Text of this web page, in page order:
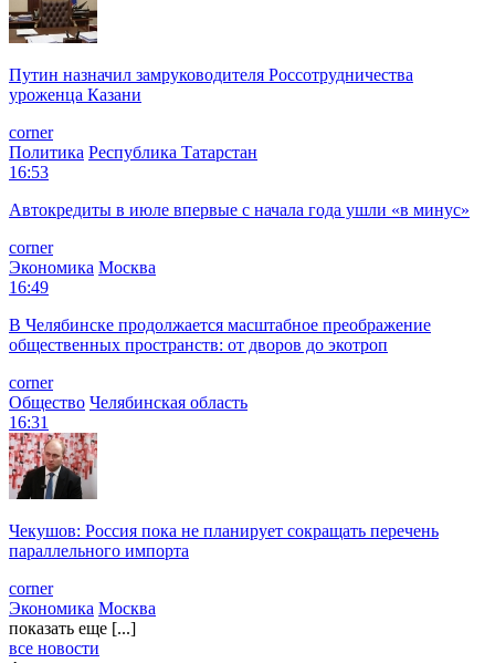
Путин назначил замруководителя Россотрудничества
уроженца Казани
corner
Политика Республика Татарстан
16:53
Автокредиты в июле впервые с начала года ушли «в минус»
corner
Экономика Москва
16:49
В Челябинске продолжается масштабное преображение
общественных пространств: от дворов до экотроп
corner
Общество Челябинская область
16:31
Чекушов: Россия пока не планирует сокращать перечень
параллельного импорта
corner
Экономика Москва
показать еще [...]
все новости